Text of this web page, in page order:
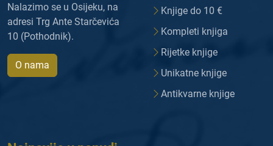
Nalazimo se u Osijeku, na
adresi Trg Ante Starčevića
10 (Pothodnik).
O nama
Knjige do 10 €
Kompleti knjiga
Rijetke knjige
Unikatne knjige
Antikvarne knjige